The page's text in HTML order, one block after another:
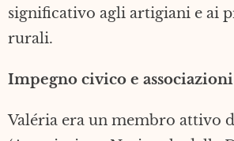
significativo agli artigiani e ai
rurali.
Impegno civico e
Valéria era un membro attivo